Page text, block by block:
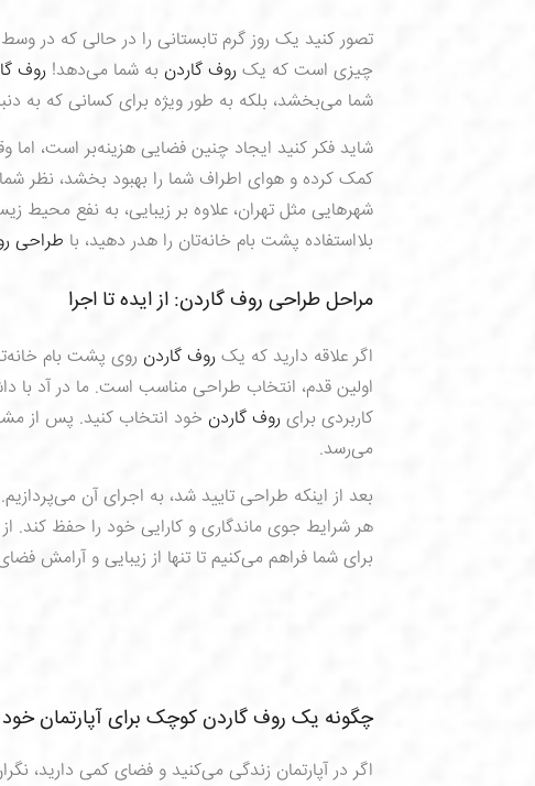
تصور کنید یک روز گرم تابستانی را در حالی که در
چیزی است که یک روف گاردن به شما می‌دهد! روف
شما می‌بخشد، بلکه به طور ویژه برای کسانی که
شاید فکر کنید ایجاد چنین فضایی هزینه‌بر است،
کمک کرده و هوای اطراف شما را بهبود بخشد، نظر
شهرهایی مثل تهران، علاوه بر زیبایی، به نفع
بلااستفاده پشت بام خانه‌تان را هدر دهید، با طراحی
مراحل طراحی روف گاردن: از ایده تا اجرا
اگر علاقه دارید که یک روف گاردن روی پشت بام
اولین قدم، انتخاب طراحی مناسب است. ما در آد
کاربردی برای روف گاردن خود انتخاب کنید. پس از
می‌رسد.
بعد از اینکه طراحی تایید شد، به اجرای آن
هر شرایط جوی ماندگاری و کارایی خود را حفظ کند.
برای شما فراهم می‌کنیم تا تنها از زیبایی و آرامش
چگونه یک روف گاردن کوچک برای آپارتمان خود
اگر در آپارتمان زندگی می‌کنید و فضای کمی دارید،